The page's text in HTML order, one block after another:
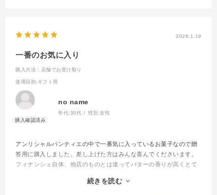
2026.1.19
一番のお気に入り
購入方法：店舗でお受け取り
使用目的:ギフト用
no name
年代:30代 性別:女性
アンリシャルパンティエの中で一番気に入っているお菓子なので贈
答用に購入しました。差し上げた方はみんな喜んでくださいます。
フィナンシェ自体、他店のものとは違ってバターの香りが高くとて
いるので食感が楽しいです。味にもアクセントがあり、気に入って
続きを読む